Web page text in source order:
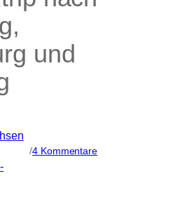
und
/4 Kommentarezu